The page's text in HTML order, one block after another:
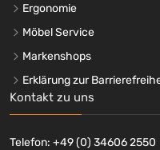
VERIBOR
VERMOP(+9)
VIKAN(+10)
vileda PROFESSIONAL
VISS(+2)
Ergonomie
Möbel Service
Markenshops
Erklärung zur
Kontakt zu uns
Telefon: +49 (0) 34606 2550